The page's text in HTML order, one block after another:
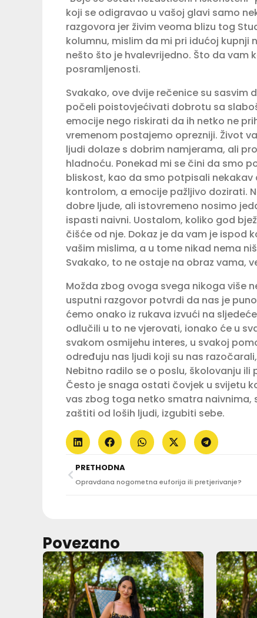
koji se odigravao u vašoj glavi samo
razgovora jer živim veoma blizu tog
kolumnu, mislim da mi pri idućoj
nešto što je hvalevrijedno. Što da vam
posramljenosti.
Svakako, ove dvije rečenice su sasvim
počeli poistovjećivati dobrotu sa
emocije nego riskirati da ih netko ne
vremenom postajemo oprezniji. Život
ljudi dolaze s dobrim namjerama, ali
hladnoću. Ponekad mi se čini da smo
bliskost, kao da smo potpisali
kontrolom, a emocije pažljivo dozirati.
dobre ljude, ali istovremeno nosimo
ispasti naivni. Uostalom, koliko god
čišće od nje. Dokaz je da vam je ispod
vašim mislima, a u tome nikad nema
Svakako, to ne ostaje na obraz vama,
Možda zbog ovoga svega nikoga više
usputni razgovor potvrdi da nas je
ćemo onako iz rukava izvući na
odlučili u to ne vjerovati, ionako će u
svakom osmijehu interes, u svakoj
određuju nas ljudi koji su nas
Nebitno radilo se o poslu, školovanju
Često je snaga ostati čovjek u svijetu
vas zbog toga netko smatra naivnima,
zaštiti od loših ljudi, izgubiti sebe.
PRETHODNA
Opravdana nogometna euforija ili pretjerivanje?
Povezano